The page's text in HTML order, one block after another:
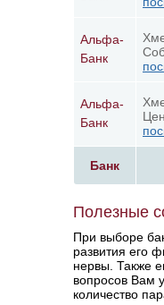
Банк
Альфа-
Банк
Альфа-
Банк
Полезные
При выборе
развития его
нервы. Также
вопросов Вам
количество